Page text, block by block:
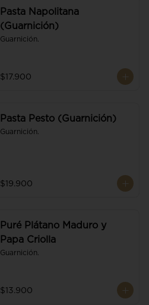
Pasta Napolitana
(Guarnición)
Guarnición.
$17.900
Pasta Pesto (Guarnición)
Guarnición.
$19.900
Puré Plátano Maduro y
Papa Criolla
Guarnición.
$13.900